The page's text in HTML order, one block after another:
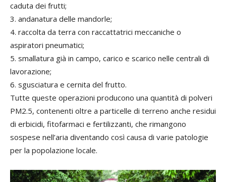
caduta dei frutti;
3. andanatura delle mandorle;
4. raccolta da terra con raccattatrici meccaniche o
aspiratori pneumatici;
5. smallatura già in campo, carico e scarico nelle centrali di
lavorazione;
6. sgusciatura e cernita del frutto.
Tutte queste operazioni producono una quantità di polveri
PM2.5, contenenti oltre a particelle di terreno anche residui
di erbicidi, fitofarmaci e fertilizzanti, che rimangono
sospese nell’aria diventando così causa di varie patologie
per la popolazione locale.